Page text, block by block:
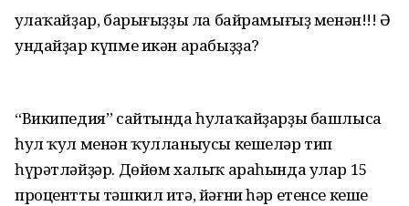
Һулаҡайҙар, барығыҙҙы ла байрамығыҙ менән!!! Ә
ундайҙар күпме икән арабыҙҙа?
“Википедия” сайтында һулаҡайҙарҙы башлыса
һул ҡул менән ҡулланыусы кешеләр тип
һүрәтләйҙәр. Дөйөм халыҡ араһында улар 15
процентты тәшкил итә, йәғни һәр етенсе кеше